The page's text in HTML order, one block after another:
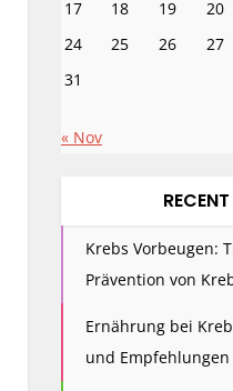
17
18 19 20
24
25 26 27
31
« Nov
Krebs Vorbeugen:
Prävention von
Ernährung bei
und Empfehlungen